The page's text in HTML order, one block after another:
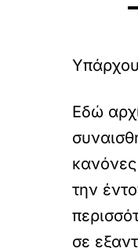
Εδώ
την
σε